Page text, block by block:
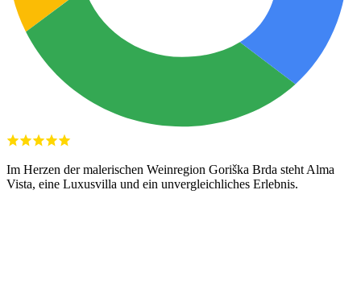
Im Herzen der malerischen Weinregion Goriška Brda steht Alma
Vista, eine Luxusvilla und ein unvergleichliches Erlebnis.